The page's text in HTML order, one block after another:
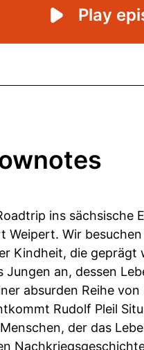
ins sächsische
Wir
Kindheit, die geprägt
an, dessen
absurden Reihe
Rudolf Pleil
der das